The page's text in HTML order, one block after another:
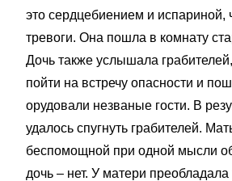
это сердцебиением и испариной,
тревоги. Она пошла в комнату
Дочь также услышала
пойти на встречу опасности и
орудовали незваные гости. В
удалось спугнуть грабителей.
беспомощной при одной мысли
дочь – нет. У матери преобладала